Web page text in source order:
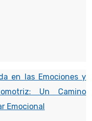
en las Emociones y
Un Camino
Emocional